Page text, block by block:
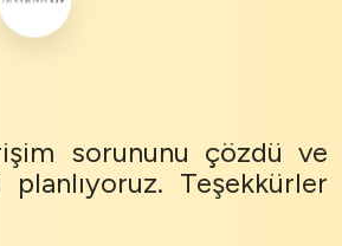
sorununu çözdü ve
Teşekkürler